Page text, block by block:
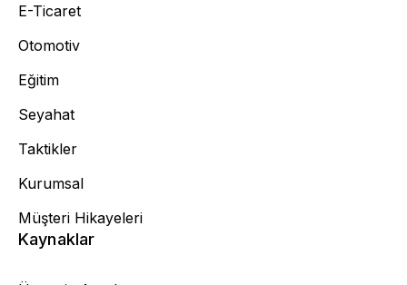
E-Ticaret
Otomotiv
Eğitim
Seyahat
Taktikler
Kurumsal
Müşteri Hikayeleri
Kaynaklar